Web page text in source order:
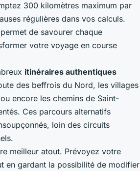
300 kilomètres maximum par
régulières dans vos calculs.
de savourer chaque
votre voyage en course
itinéraires authentiques
des beffrois du Nord, les villages
encore les chemins de Saint-
Ces parcours alternatifs
loin des circuits
meilleur atout. Prévoyez votre
en gardant la possibilité de modifier